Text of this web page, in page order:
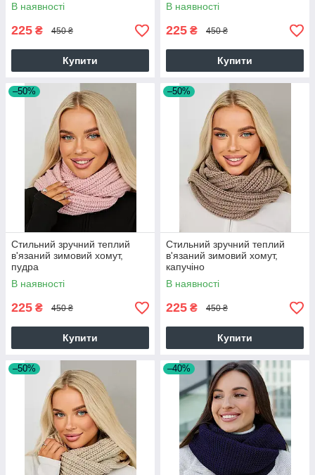
В наявності
225 ₴ 450 ₴
Купити
В наявності
225 ₴ 450 ₴
Купити
–50%
Стильний зручний теплий
в'язаний зимовий хомут,
пудра
В наявності
225 ₴ 450 ₴
Купити
–50%
Стильний зручний теплий
в'язаний зимовий хомут,
капучіно
В наявності
225 ₴ 450 ₴
Купити
–50% –40%